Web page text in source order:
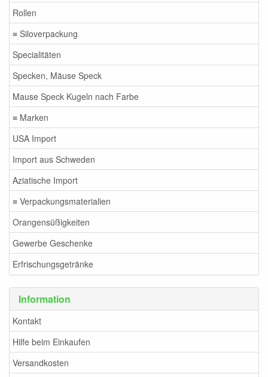
Rollen
≡ Siloverpackung
Specialitäten
Specken, Mäuse Speck
Mause Speck Kugeln nach Farbe
≡ Marken
USA Import
Import aus Schweden
Aziatische Import
≡ Verpackungsmaterialien
Orangensüßigkeiten
Gewerbe Geschenke
Erfrischungsgetränke
Information
Kontakt
Hilfe beim Einkaufen
Versandkosten